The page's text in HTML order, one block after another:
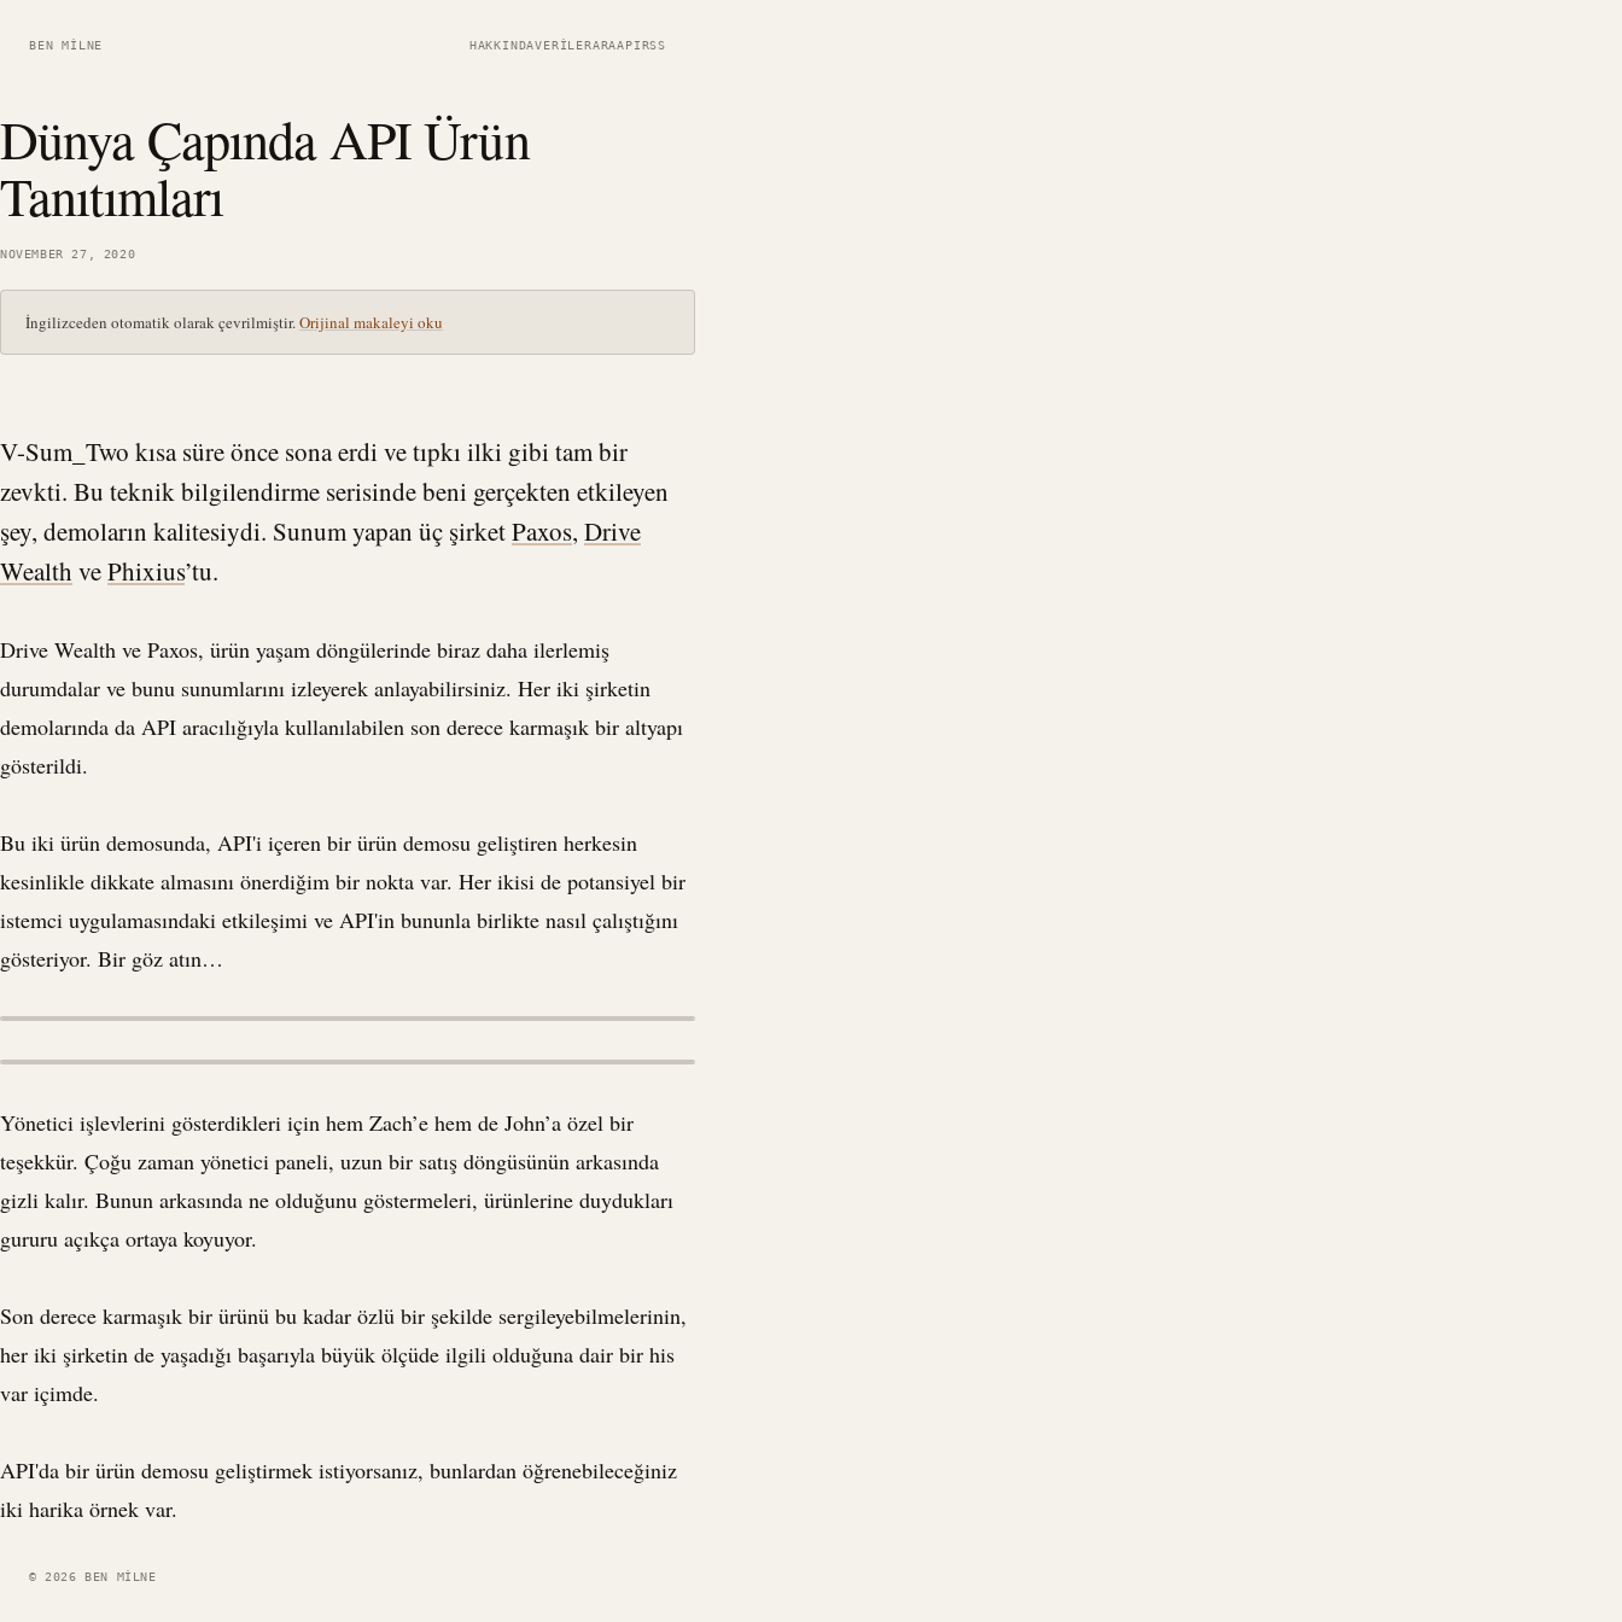
BEN MILNE HAKKINDAVERILERARAAPIRSS
Dünya Çapında API Ürün
Tanıtımları
NOVEMBER 27, 2020
İngilizceden otomatik olarak çevrilmiştir.Orijinal makaleyi oku
V-Sum_Two kısa süre önce sona erdi ve tıpkı ilki gibi tam bir
zevkti. Bu teknik bilgilendirme serisinde beni gerçekten etkileyen
şey, demoların kalitesiydi. Sunum yapan üç şirketPaxos, Drive
Wealth vePhixius’tu.
Drive Wealth ve Paxos, ürün yaşam döngülerinde biraz daha ilerlemiş
durumdalar ve bunu sunumlarını izleyerek anlayabilirsiniz. Her iki şirketin
demolarında da API aracılığıyla kullanılabilen son derece karmaşık bir altyapı
gösterildi.
Bu iki ürün demosunda, API'i içeren bir ürün demosu geliştiren herkesin
kesinlikle dikkate almasını önerdiğim bir nokta var. Her ikisi de potansiyel bir
istemci uygulamasındaki etkileşimi ve API'in bununla birlikte nasıl çalıştığını
gösteriyor. Bir göz atın…
Yönetici işlevlerini gösterdikleri için hem Zach’e hem de John’a özel bir
teşekkür. Çoğu zaman yönetici paneli, uzun bir satış döngüsünün arkasında
gizli kalır. Bunun arkasında ne olduğunu göstermeleri, ürünlerine duydukları
gururu açıkça ortaya koyuyor.
Son derece karmaşık bir ürünü bu kadar özlü bir şekilde sergileyebilmelerinin,
her iki şirketin de yaşadığı başarıyla büyük ölçüde ilgili olduğuna dair bir his
var içimde.
API'da bir ürün demosu geliştirmek istiyorsanız, bunlardan öğrenebileceğiniz
iki harika örnek var.
© 2026 BEN MILNE